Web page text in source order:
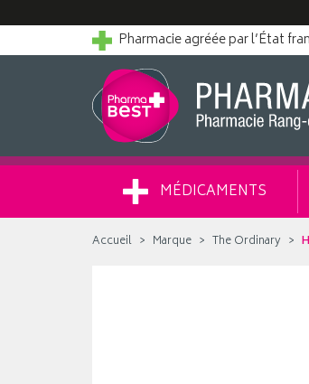
Pharmacie agréée par l’État
MÉDICAMENTS
Accueil Marque The Ordinary